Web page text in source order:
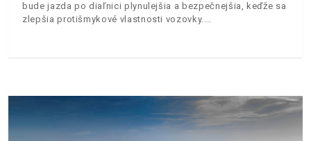
bude jazda po diaľnici plynulejšia a bezpečnejšia, keďže sa
zlepšia protišmykové vlastnosti vozovky.